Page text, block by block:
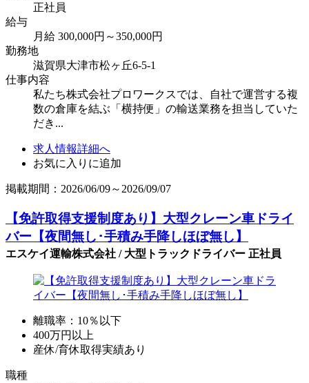
正社員
給与
月給 300,000円～350,000円
勤務地
滋賀県大津市松ヶ丘6-5-1
仕事内容
私たち株式会社プロワークスでは、自社で運営する複
数の倉庫を結ぶ「横持便」の輸送業務を担当していた
だき...
求人情報詳細へ
お気に入りに追加
掲載期間：2026/06/09～2026/09/07
【免許取得支援制度あり】大型クレーン車ドライ
バー【夜間無し･手積み手降しほぼ無し】
エスケイ運輸株式会社 / 大型トラックドライバー 正社員
離職率：10％以下
400万円以上
産休/育休取得実績あり
職種